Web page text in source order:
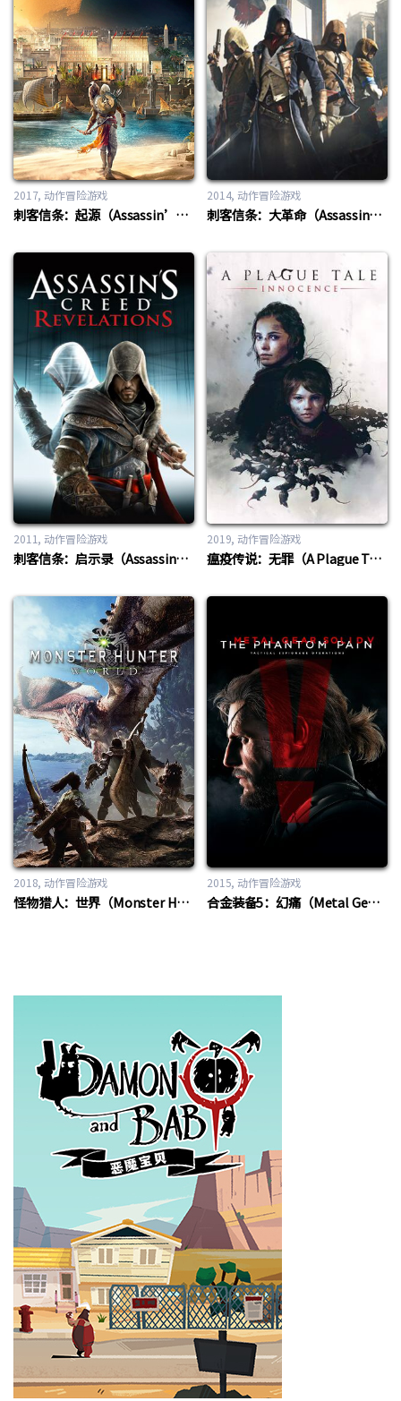
2017 动作冒险游戏
刺客信条：起源（Assassin’s Creed Origins）
2014 动作冒险游戏
刺客信条：大革命（Assassin’s Creed: Unity）
2011 动作冒险游戏
刺客信条：启示录（Assassin’s Creed：Revelations）
2019 动作冒险游戏
瘟疫传说：无罪（A Plague Tale：Innocence）
2018 动作冒险游戏
怪物猎人：世界（Monster Hunter：World）
2015 动作冒险游戏
合金装备5：幻痛（Metal Gear Solid V: The Phantom Pain）